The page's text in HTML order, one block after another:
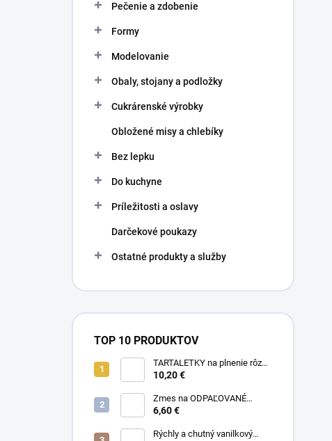
Pečenie a zdobenie
Formy
Modelovanie
Obaly, stojany a podložky
Cukrárenské výrobky
Obložené misy a chlebíky
Bez lepku
Do kuchyne
Príležitosti a oslavy
Darčekové poukazy
Ostatné produkty a služby
TOP 10 PRODUKTOV
TARTALETKY na plnenie rôzne
druhy 34 ks
10,20 €
Zmes na ODPAĽOVANÉ
CESTO bez odpaľovania 500 g
6,60 €
Rýchly a chutný vanilkový